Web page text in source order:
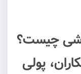
چیست؟
پولی